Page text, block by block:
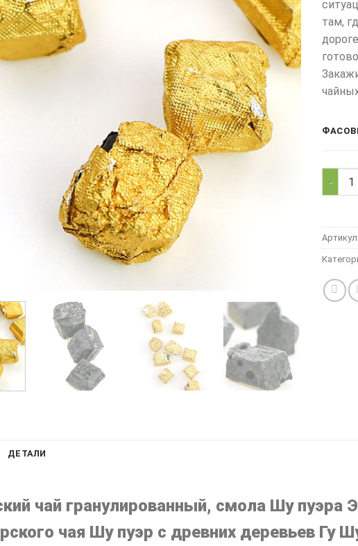
там,
Артикул:
ДЕТАЛИ
чай гранулированный, смола Шу пуэра
чая Шу пуэр с древних деревьев Гу